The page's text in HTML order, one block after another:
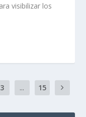
visibilizar los
3 ... 15